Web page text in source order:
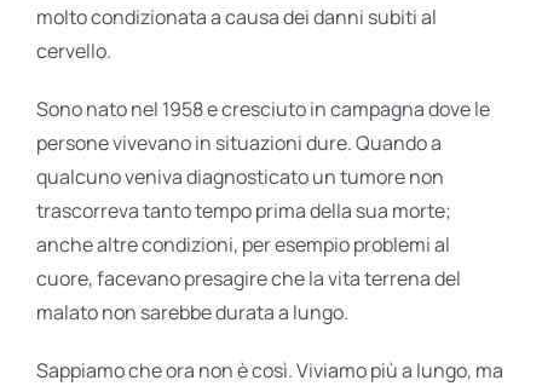
molto condizionata a causa dei danni subiti al
cervello.
Sono nato nel 1958 e cresciuto in campagna dove le
persone vivevano in situazioni dure. Quando a
qualcuno veniva diagnosticato un tumore non
trascorreva tanto tempo prima della sua morte;
anche altre condizioni, per esempio problemi al
cuore, facevano presagire che la vita terrena del
malato non sarebbe durata a lungo.
Sappiamo che ora non è così. Viviamo più a lungo, ma